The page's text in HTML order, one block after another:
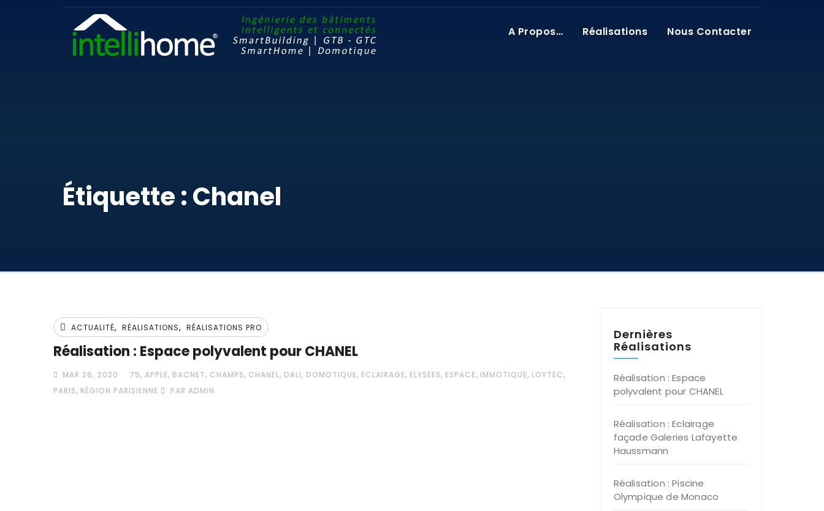
A Propos… Réalisations Nous Contacter
Étiquette : Chanel
ACTUALITÉ, RÉALISATIONS, RÉALISATIONS PRO
Réalisation : Espace polyvalent pour CHANEL
MAR 26, 2020 75, APPLE, BACNET, CHAMPS, CHANEL, DALI, DOMOTIQUE, ECLAIRAGE, ELYSEES, ESPACE, IMMOTIQUE, LOYTEC,
PARIS, RÉGION PARISIENNE PAR ADMIN
Dernières
Réalisations
Réalisation : Espace
polyvalent pour CHANEL
Réalisation : Eclairage
façade Galeries Lafayette
Haussmann
Réalisation : Piscine
Olympique de Monaco